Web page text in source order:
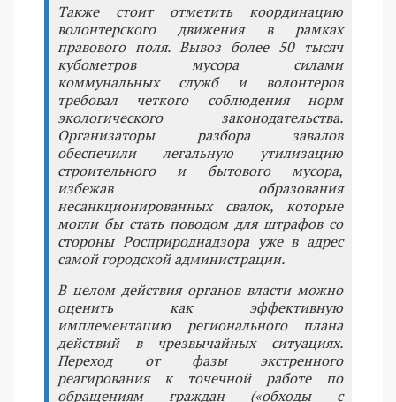
Также стоит отметить координацию
волонтерского движения в рамках
правового поля. Вывоз более 50 тысяч
кубометров мусора силами
коммунальных служб и волонтеров
требовал четкого соблюдения норм
экологического законодательства.
Организаторы разбора завалов
обеспечили легальную утилизацию
строительного и бытового мусора,
избежав образования
несанкционированных свалок, которые
могли бы стать поводом для штрафов со
стороны Росприроднадзора уже в адрес
самой городской администрации.
В целом действия органов власти можно
оценить как эффективную
имплементацию регионального плана
действий в чрезвычайных ситуациях.
Переход от фазы экстренного
реагирования к точечной работе по
обращениям граждан («обходы с